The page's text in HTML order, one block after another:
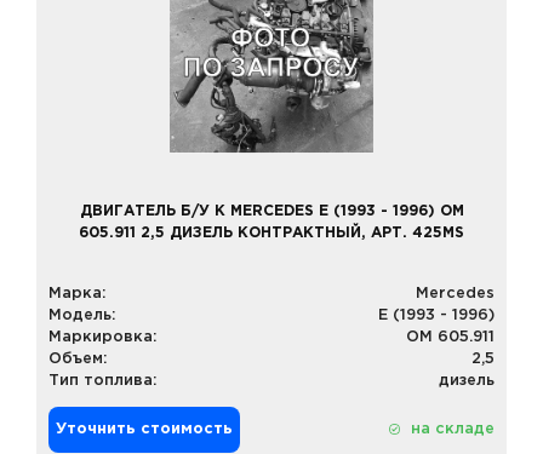
ДВИГАТЕЛЬ Б/У К MERCEDES E (1993 - 1996) OM
605.911 2,5 ДИЗЕЛЬ КОНТРАКТНЫЙ, АРТ. 425MS
Марка:
Mercedes
Модель:
E (1993 - 1996)
Маркировка:
OM 605.911
Объем:
2,5
Тип топлива:
дизель
Уточнить стоимость на складе